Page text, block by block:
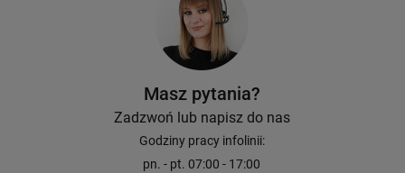
Masz pytania?
Zadzwoń lub napisz do nas
Godziny pracy infolinii:
pn. - pt. 07:00 - 17:00